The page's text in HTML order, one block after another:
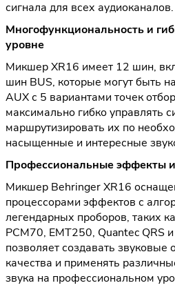
сигнала для всех аудиоканалов.
Многофункциональность и
уровне
Микшер XR16 имеет 12 шин,
шин BUS, которые могут быть
AUX с 5 вариантами точек
максимально гибко управлять
маршрутизировать их по
насыщенные и интересные
Профессиональные эффекты и
Микшер Behringer XR16
процессорами эффектов с
легендарных проборов, таких
PCM70, EMT250, Quantec QRS
позволяет создавать
качества и применять
звука на профессиональном